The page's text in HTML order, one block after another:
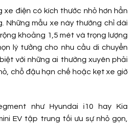
xe điện có kích thước nhỏ hơn hẳn
Những mẫu xe này thường chỉ dài
khoảng 1,5 mét và trọng lượng
lý tưởng cho nhu cầu di chuyển
với những ai thường xuyên phải
chỗ đậu hạn chế hoặc kẹt xe giờ
như Hyundai i10 hay Kia
EV tập trung tối ưu sự nhỏ gọn,